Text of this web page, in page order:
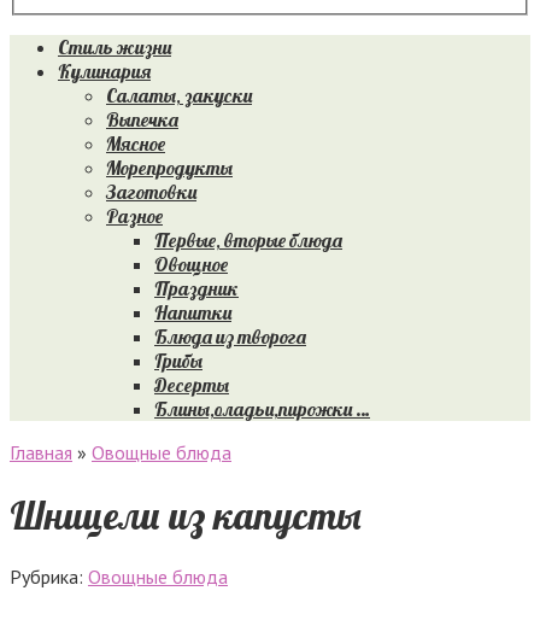
Стиль жизни
Кулинария
Салаты, закуски
Выпечка
Мясное
Морепродукты
Заготовки
Разное
Первые, вторые блюда
Овощное
Праздник
Напитки
Блюда из творога
Грибы
Десерты
Блины,оладьи,пирожки …
Главная » Овощные блюда
Шницели из капусты
Рубрика: Овощные блюда